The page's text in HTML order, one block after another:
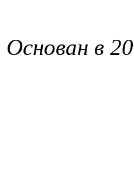
Основан в